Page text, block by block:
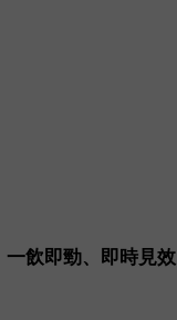
一飲即勁、即時見效